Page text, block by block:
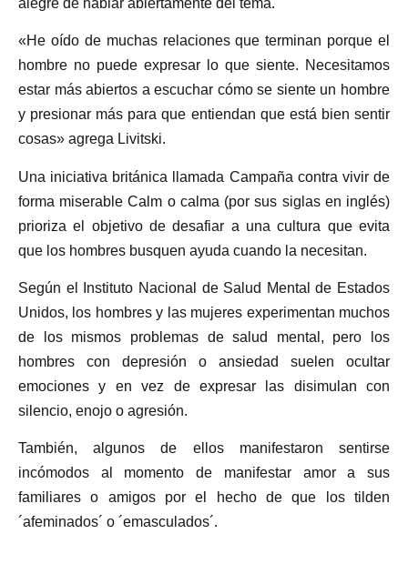
«He oído de muchas relaciones que terminan porque el
hombre no puede expresar lo que siente. Necesitamos
estar más abiertos a escuchar cómo se siente un hombre
y presionar más para que entiendan que está bien sentir
cosas» agrega Livitski.
Una iniciativa británica llamada Campaña contra vivir de
forma miserable Calm o calma (por sus siglas en inglés)
prioriza el objetivo de desafiar a una cultura que evita
que los hombres busquen ayuda cuando la necesitan.
Según el Instituto Nacional de Salud Mental de Estados
Unidos, los hombres y las mujeres experimentan muchos
de los mismos problemas de salud mental, pero los
hombres con depresión o ansiedad suelen ocultar
emociones y en vez de expresar las disimulan con
silencio, enojo o agresión.
También, algunos de ellos manifestaron sentirse
incómodos al momento de manifestar amor a sus
familiares o amigos por el hecho de que los tilden
´afeminados´ o ´emasculados´.